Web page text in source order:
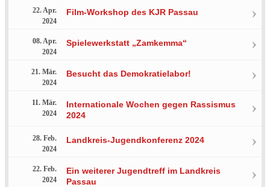
22. Apr.
2024
Film-Workshop des KJR Passau
08. Apr.
2024
Spielewerkstatt „Zamkemma“
21. Mär.
2024
Besucht das Demokratielabor!
11. Mär.
2024
Internationale Wochen gegen Rassismus
2024
28. Feb.
2024
Landkreis-Jugendkonferenz 2024
22. Feb.
2024
Ein weiterer Jugendtreff im Landkreis
Passau